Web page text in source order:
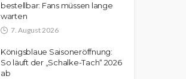
bestellbar: Fans müssen lange
warten
7. August 2026
Königsblaue Saisoneröffnung:
So läuft der „Schalke-Tach“ 2026
ab